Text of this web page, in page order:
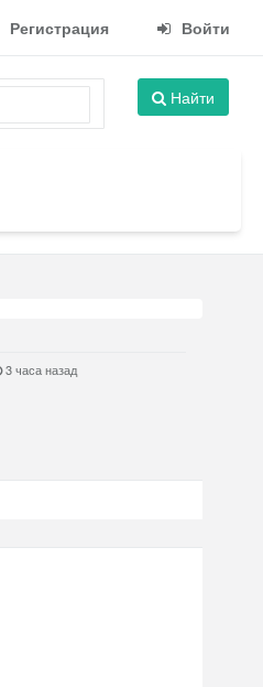
Регистрация Войти
Найти
3 часа назад